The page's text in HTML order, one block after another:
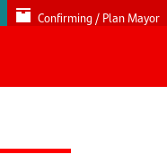
Confirming / Plan Mayor